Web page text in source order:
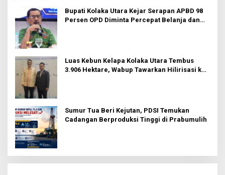
Bupati Kolaka Utara Kejar Serapan APBD 98
Persen OPD Diminta Percepat Belanja dan
Luas Kebun Kelapa Kolaka Utara Tembus
3.906 Hektare, Wabup Tawarkan Hilirisasi ke
Sumur Tua Beri Kejutan, PDSI Temukan
Cadangan Berproduksi Tinggi di Prabumulih